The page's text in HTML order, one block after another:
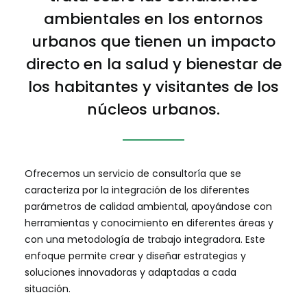
ambientales en los entornos
urbanos que tienen un impacto
directo en la salud y bienestar de
los habitantes y visitantes de los
núcleos urbanos.
Ofrecemos un servicio de consultoría que se
caracteriza por la integración de los diferentes
parámetros de calidad ambiental, apoyándose con
herramientas y conocimiento en diferentes áreas y
con una metodología de trabajo integradora. Este
enfoque permite crear y diseñar estrategias y
soluciones innovadoras y adaptadas a cada
situación.